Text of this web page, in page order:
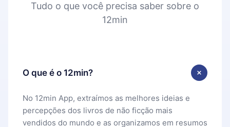
Tudo o que você precisa saber sobre o
12min
O que é o 12min?
No 12min App, extraímos as melhores ideias e
percepções dos livros de não ficção mais
vendidos do mundo e as organizamos em resumos